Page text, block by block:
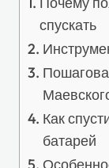
спускать
Как
батарей